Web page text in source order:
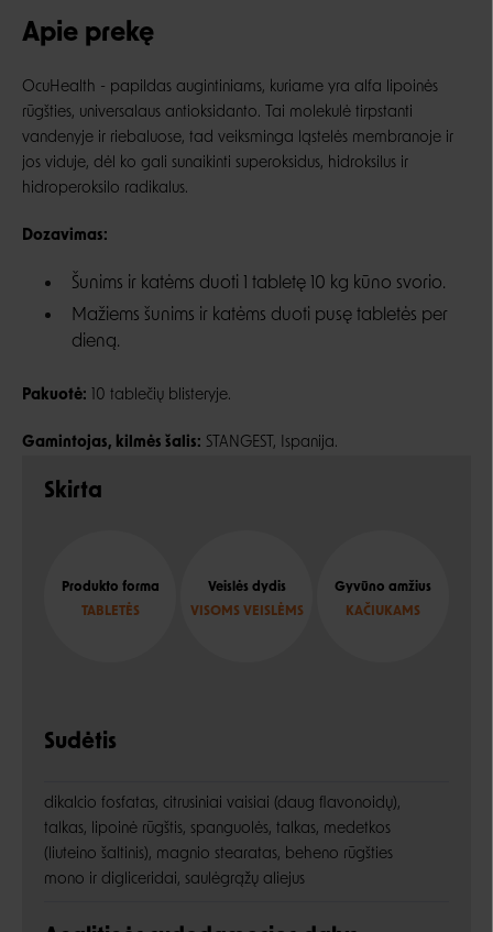
Apie prekę
OcuHealth - papildas augintiniams, kuriame yra alfa lipoinės
rūgšties, universalaus antioksidanto. Tai molekulė tirpstanti
vandenyje ir riebaluose, tad veiksminga ląstelės membranoje ir
jos viduje, dėl ko gali sunaikinti superoksidus, hidroksilus ir
hidroperoksilo radikalus.
Dozavimas:
Šunims ir katėms duoti 1 tabletę 10 kg kūno svorio.
Mažiems šunims ir katėms duoti pusę tabletės per
dieną.
Pakuotė: 10 tablečių blisteryje.
Gamintojas, kilmės šalis: STANGEST, Ispanija.
Skirta
Produkto forma
TABLETĖS
Veislės dydis
VISOMS VEISLĖMS
Gyvūno amžius
KAČIUKAMS
Sudėtis
dikalcio fosfatas, citrusiniai vaisiai (daug flavonoidų),
talkas, lipoinė rūgštis, spanguolės, talkas, medetkos
(liuteino šaltinis), magnio stearatas, beheno rūgšties
mono ir digliceridai, saulėgrąžų aliejus